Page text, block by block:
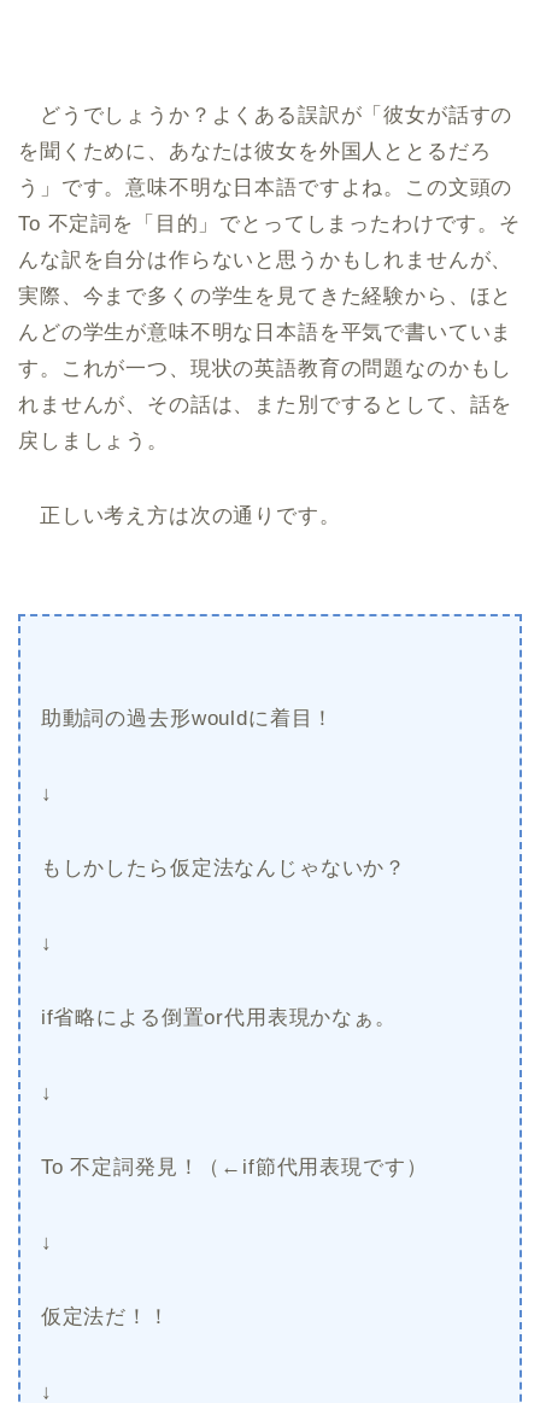
どうでしょうか？よくある誤訳が「彼女が話すの
を聞くために、あなたは彼女を外国人ととるだろ
う」です。意味不明な日本語ですよね。この文頭の
To 不定詞を「目的」でとってしまったわけです。そ
んな訳を自分は作らないと思うかもしれませんが、
実際、今まで多くの学生を見てきた経験から、ほと
んどの学生が意味不明な日本語を平気で書いていま
す。これが一つ、現状の英語教育の問題なのかもし
れませんが、その話は、また別でするとして、話を
戻しましょう。
正しい考え方は次の通りです。
助動詞の過去形wouldに着目！
↓
もしかしたら仮定法なんじゃないか？
↓
if省略による倒置or代用表現かなぁ。
↓
To 不定詞発見！（←if節代用表現です）
↓
仮定法だ！！
↓